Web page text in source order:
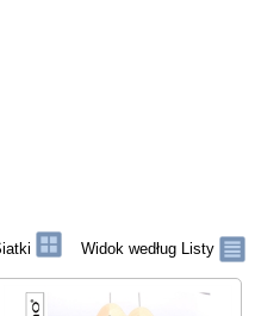
Widok według Listy